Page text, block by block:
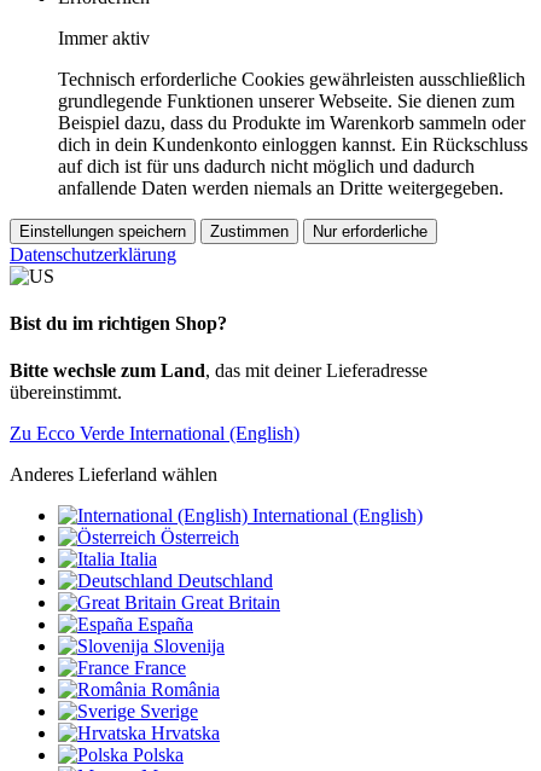
Immer aktiv
Technisch erforderliche Cookies gewährleisten ausschließlich
grundlegende Funktionen unserer Webseite. Sie dienen zum
Beispiel dazu, dass du Produkte im Warenkorb sammeln oder
dich in dein Kundenkonto einloggen kannst. Ein Rückschluss
auf dich ist für uns dadurch nicht möglich und dadurch
anfallende Daten werden niemals an Dritte weitergegeben.
Einstellungen speichern Zustimmen Nur erforderliche
Datenschutzerklärung
Bist du im richtigen Shop?
Bitte wechsle zum Land, das mit deiner Lieferadresse
übereinstimmt.
Zu Ecco Verde International (English)
Anderes Lieferland wählen
International (English)
Österreich
Italia
Deutschland
Great Britain
España
Slovenija
France
România
Sverige
Hrvatska
Polska